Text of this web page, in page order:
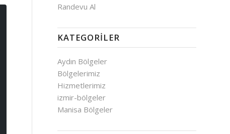
Randevu Al
KATEGORILER
Aydın Bölgeler
Bölgelerimiz
Hizmetlerimiz
izmir-bölgeler
Manisa Bölgeler